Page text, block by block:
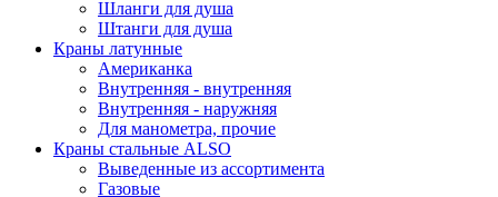
Шланги для душа
Штанги для душа
Краны латунные
Американка
Внутренняя - внутренняя
Внутренняя - наружняя
Для манометра, прочие
Краны стальные ALSO
Выведенные из ассортимента
Газовые